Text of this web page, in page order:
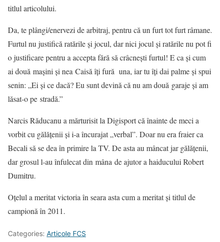
titlul articolului.
Da, te plângi/enervezi de arbitraj, pentru că un furt tot furt râmane.
Furtul nu justifică ratările și jocul, dar nici jocul și ratările nu pot fi
o justificare pentru a accepta fără să crâcnești furtul! E ca și cum
ai două mașini și nea Caisă îți fură una, iar tu îți dai palme și spui
senin: „Ei și ce dacă? Eu sunt devină că nu am două garaje și am
lăsat-o pe stradă.”
Narcis Răducanu a mărturisit la Digisport că înainte de meci a
vorbit cu gălățenii și i-a încurajat „verbal”. Doar nu era fraier ca
Becali să se dea în primire la TV. De asta au mâncat jar gălățenii,
dar grosul l-au înfulecat din mâna de ajutor a haiducului Robert
Dumitru.
Oțelul a meritat victoria în seara asta cum a meritat și titlul de
campionă în 2011.
Categories: Articole FCS